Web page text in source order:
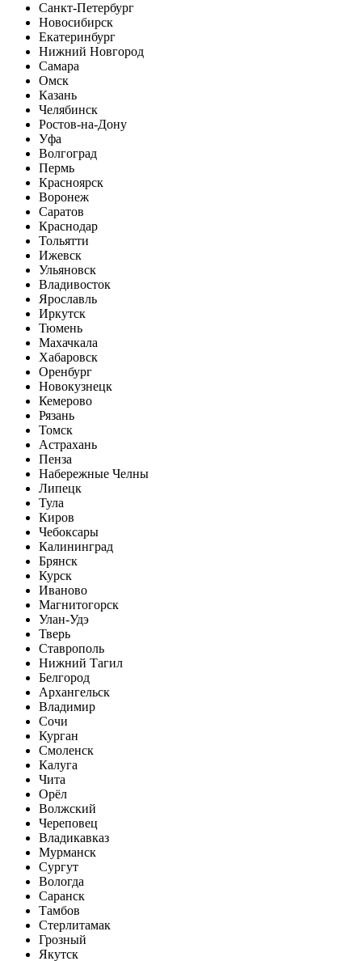
Санкт-Петербург
Новосибирск
Екатеринбург
Нижний Новгород
Самара
Омск
Казань
Челябинск
Ростов-на-Дону
Уфа
Волгоград
Пермь
Красноярск
Воронеж
Саратов
Краснодар
Тольятти
Ижевск
Ульяновск
Владивосток
Ярославль
Иркутск
Тюмень
Махачкала
Хабаровск
Оренбург
Новокузнецк
Кемерово
Рязань
Томск
Астрахань
Пенза
Набережные Челны
Липецк
Тула
Киров
Чебоксары
Калининград
Брянск
Курск
Иваново
Магнитогорск
Улан-Удэ
Тверь
Ставрополь
Нижний Тагил
Белгород
Архангельск
Владимир
Сочи
Курган
Смоленск
Калуга
Чита
Орёл
Волжский
Череповец
Владикавказ
Мурманск
Сургут
Вологда
Саранск
Тамбов
Стерлитамак
Грозный
Якутск